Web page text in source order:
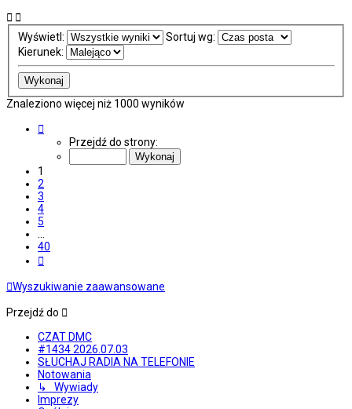
Wyświetl:
Sortuj wg:
Kierunek:
Znaleziono więcej niż 1000 wyników
Przejdź do strony:
1
2
3
4
5
40
Wyszukiwanie zaawansowane
Przejdź do
CZAT DMC
#1434 2026.07.03
SŁUCHAJ RADIA NA TELEFONIE
Notowania
↳ Wywiady
Imprezy